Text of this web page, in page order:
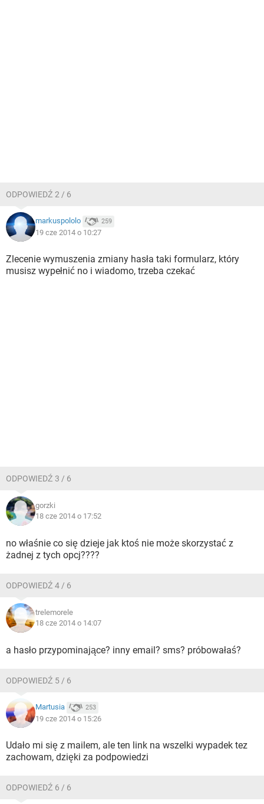
ODPOWIEDŹ 2 / 6
markuspololo 259
19 cze 2014 o 10:27
Zlecenie wymuszenia zmiany hasła taki formularz, który
musisz wypełnić no i wiadomo, trzeba czekać
ODPOWIEDŹ 3 / 6
gorzki
18 cze 2014 o 17:52
no właśnie co się dzieje jak ktoś nie może skorzystać z
żadnej z tych opcj????
ODPOWIEDŹ 4 / 6
trelemorele
18 cze 2014 o 14:07
a hasło przypominające? inny email? sms? próbowałaś?
ODPOWIEDŹ 5 / 6
Martusia 253
19 cze 2014 o 15:26
Udało mi się z mailem, ale ten link na wszelki wypadek tez
zachowam, dzięki za podpowiedzi
ODPOWIEDŹ 6 / 6